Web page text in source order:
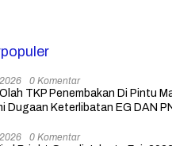
0 Komentar
TKP Penembakan Di Pintu
Dugaan Keterlibatan EG DAN
0 Komentar